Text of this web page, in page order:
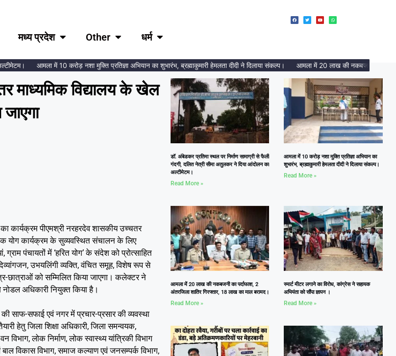
मध्य प्रदेश Other धर्म
आमला में 10 करोड़ नशा मुक्ति प्रतिज्ञा अभियान का शुभारंभ, ब्रह्माकुमारी हेमलता दीदी ने दिलाया संकल्प। आमला में 20 लाख की नकबजनी का पर्दाफाश,
माध्यमिक विद्यालय के खेल
कार्यक्रम पीएमश्री नरहरदेव शासकीय उच्चतर
योग कार्यक्रम के सुव्यवस्थित संचालन के लिए
पंचायतों में ‘हरित योग’ के संदेश को प्रोत्साहित
उभयलिंगी व्यक्ति, वंचित समूह, विशेष रूप से
छात्राओं को सम्मिलित किया जाएगा। कलेक्टर ने
अधिकारी नियुक्त किया है।
साफ-सफाई एवं नगर में प्रचार-प्रसार की व्यवस्था
हेतु जिला शिक्षा अधिकारी, जिला समन्वयक,
विभाग, लोक निर्माण, लोक स्वास्थ्य यांत्रिकी विभाग
बाल विकास विभाग, समाज कल्याण एवं जनसम्पर्क विभाग,
डॉ. अंबेडकर प्रतिमा स्थल पर निर्माण सामाग्री से फैली
गंदगी, दलित नेत्री सीमा अतुलकर ने दिया आंदोलन का
अल्टीमेटम।
Read More »
आमला में 10 करोड़ नशा मुक्ति प्रतिज्ञा अभियान का
शुभारंभ, ब्रह्माकुमारी हेमलता दीदी ने दिलाया संकल्प।
Read More »
आमला में 20 लाख की नकबजनी का पर्दाफाश, 2
अंतरजिला शातिर गिरफ्तार, 18 लाख का माल बरामद।
Read More »
स्मार्ट मीटर लगाने का विरोध, कांग्रेस ने सहायक
अभियंता को सौंपा ज्ञापन ।
Read More »